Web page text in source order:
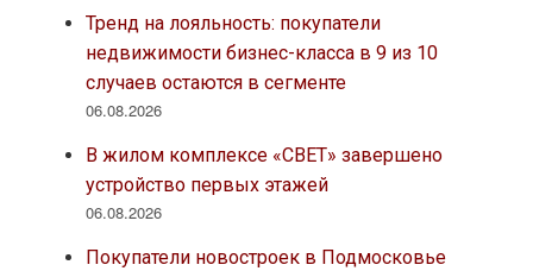
Тренд на лояльность: покупатели
недвижимости бизнес-класса в 9 из 10
случаев остаются в сегменте
06.08.2026
В жилом комплексе «СВЕТ» завершено
устройство первых этажей
06.08.2026
Покупатели новостроек в Подмосковье